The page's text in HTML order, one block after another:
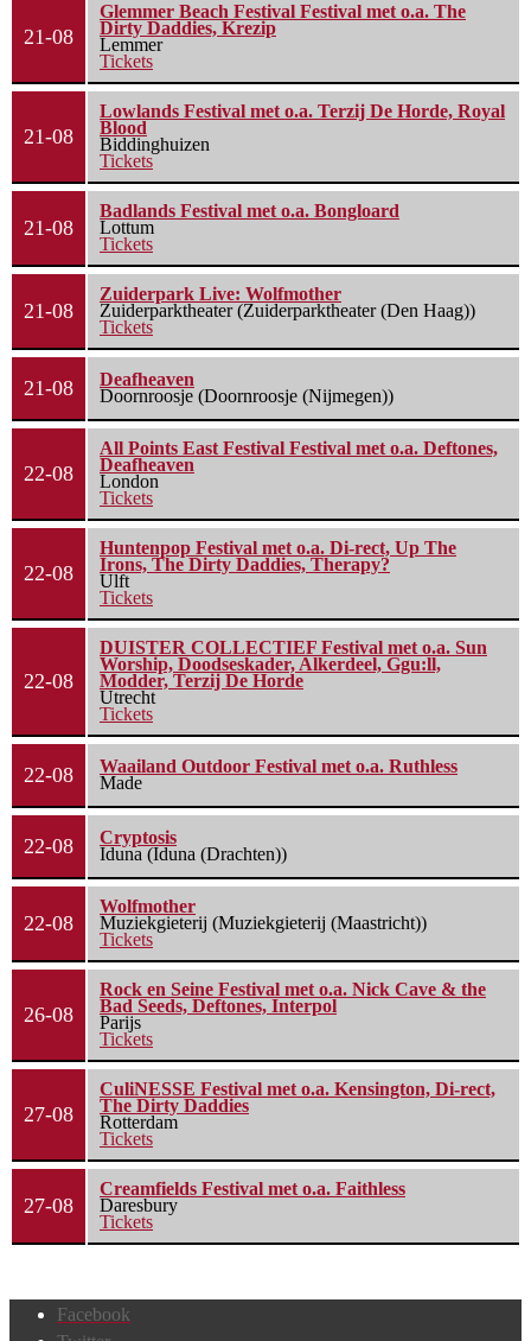
21-08
Glemmer Beach Festival Festival met o.a. The
Dirty Daddies, Krezip
Lemmer
Tickets
21-08
Lowlands Festival met o.a. Terzij De Horde, Royal
Blood
Biddinghuizen
Tickets
21-08
Badlands Festival met o.a. Bongloard
Lottum
Tickets
21-08
Zuiderpark Live: Wolfmother
Zuiderparktheater (Zuiderparktheater (Den Haag))
Tickets
21-08
Deafheaven
Doornroosje (Doornroosje (Nijmegen))
22-08
All Points East Festival Festival met o.a. Deftones,
Deafheaven
London
Tickets
22-08
Huntenpop Festival met o.a. Di-rect, Up The
Irons, The Dirty Daddies, Therapy?
Ulft
Tickets
22-08
DUISTER COLLECTIEF Festival met o.a. Sun
Worship, Doodseskader, Alkerdeel, Ggu:ll,
Modder, Terzij De Horde
Utrecht
Tickets
22-08
Waailand Outdoor Festival met o.a. Ruthless
Made
22-08
Cryptosis
Iduna (Iduna (Drachten))
22-08
Wolfmother
Muziekgieterij (Muziekgieterij (Maastricht))
Tickets
26-08
Rock en Seine Festival met o.a. Nick Cave & the
Bad Seeds, Deftones, Interpol
Parijs
Tickets
27-08
CuliNESSE Festival met o.a. Kensington, Di-rect,
The Dirty Daddies
Rotterdam
Tickets
27-08
Creamfields Festival met o.a. Faithless
Daresbury
Tickets
Facebook